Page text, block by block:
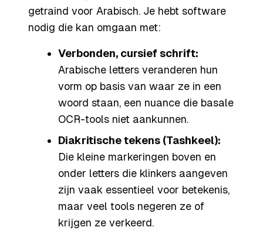
getraind voor Arabisch. Je hebt software
nodig die kan omgaan met:
Verbonden, cursief schrift:
Arabische letters veranderen hun
vorm op basis van waar ze in een
woord staan, een nuance die basale
OCR-tools niet aankunnen.
Diakritische tekens (Tashkeel):
Die kleine markeringen boven en
onder letters die klinkers aangeven
zijn vaak essentieel voor betekenis,
maar veel tools negeren ze of
krijgen ze verkeerd.